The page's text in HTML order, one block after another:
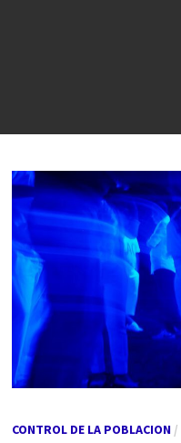
CONTROL DE LA POBLACION/